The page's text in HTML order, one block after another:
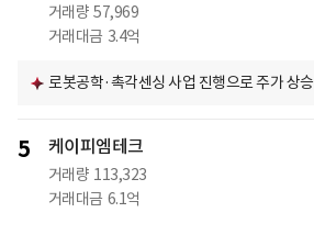
거래량 57,969
거래대금 3.4억
로봇공학·촉각센싱 사업 진행으로 주가 상승
5 케이피엠테크
거래량 113,323
거래대금 6.1억